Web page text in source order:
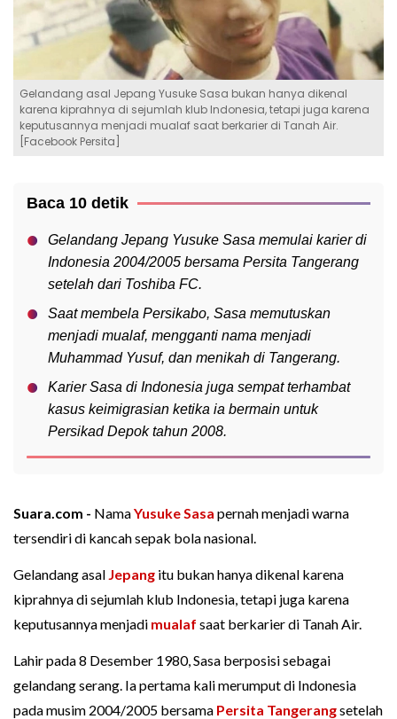
Gelandang asal Jepang Yusuke Sasa bukan hanya dikenal
karena kiprahnya di sejumlah klub Indonesia, tetapi juga karena
keputusannya menjadi mualaf saat berkarier di Tanah Air.
[Facebook Persita]
Baca 10 detik
Gelandang Jepang Yusuke Sasa memulai karier di
Indonesia 2004/2005 bersama Persita Tangerang
setelah dari Toshiba FC.
Saat membela Persikabo, Sasa memutuskan
menjadi mualaf, mengganti nama menjadi
Muhammad Yusuf, dan menikah di Tangerang.
Karier Sasa di Indonesia juga sempat terhambat
kasus keimigrasian ketika ia bermain untuk
Persikad Depok tahun 2008.
Suara.com - NamaYusuke Sasa pernah menjadi warna
tersendiri di kancah sepak bola nasional.
Gelandang asal Jepang itu bukan hanya dikenal karena
kiprahnya di sejumlah klub Indonesia, tetapi juga karena
keputusannya menjadi mualaf saat berkarier di Tanah Air.
Lahir pada 8 Desember 1980, Sasa berposisi sebagai
gelandang serang. Ia pertama kali merumput di Indonesia
pada musim 2004/2005 bersama Persita Tangerangsetelah